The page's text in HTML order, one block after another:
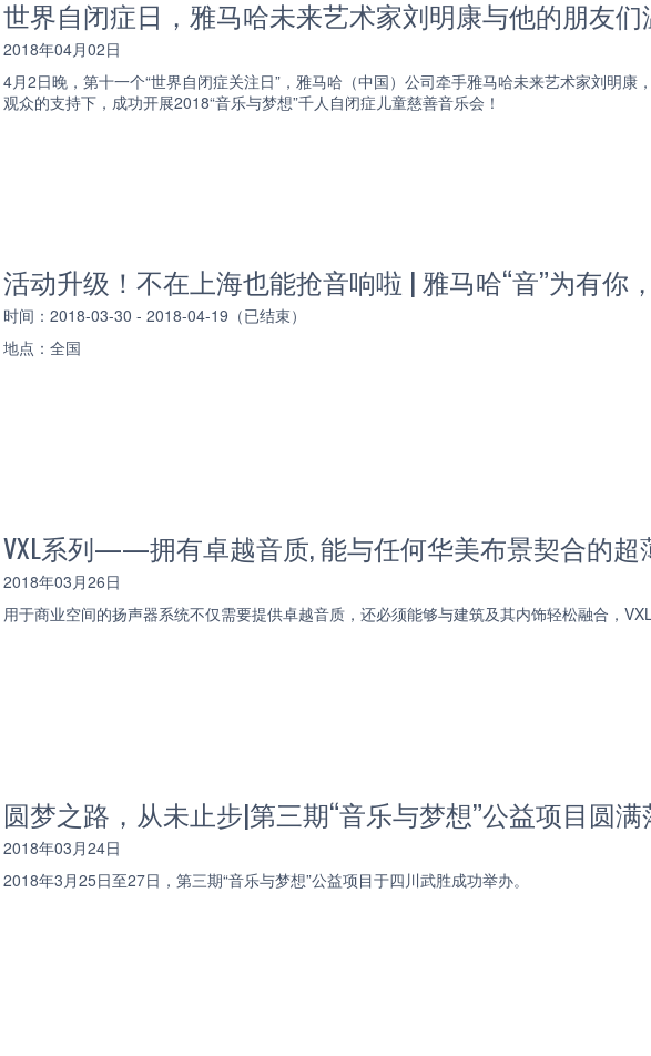
世界自闭症日，雅马哈未来艺术家刘明康与他的朋友
2018年04月02日
4月2日晚，第十一个“世界自闭症关注日”，雅马哈（中国）公司牵手雅马哈未来艺术家刘明
观众的支持下，成功开展2018“音乐与梦想”千人自闭症儿童慈善音乐会！
活动升级！不在上海也能抢音响啦 | 雅马哈“音”为有你
时间：2018-03-30 - 2018-04-19（已结束）
地点：全国
VXL系列——拥有卓越音质, 能与任何华美布景契合的超
2018年03月26日
用于商业空间的扬声器系统不仅需要提供卓越音质，还必须能够与建筑及其内饰轻松融合，
圆梦之路，从未止步|第三期“音乐与梦想”公益项目圆
2018年03月24日
2018年3月25日至27日，第三期“音乐与梦想”公益项目于四川武胜成功举办。